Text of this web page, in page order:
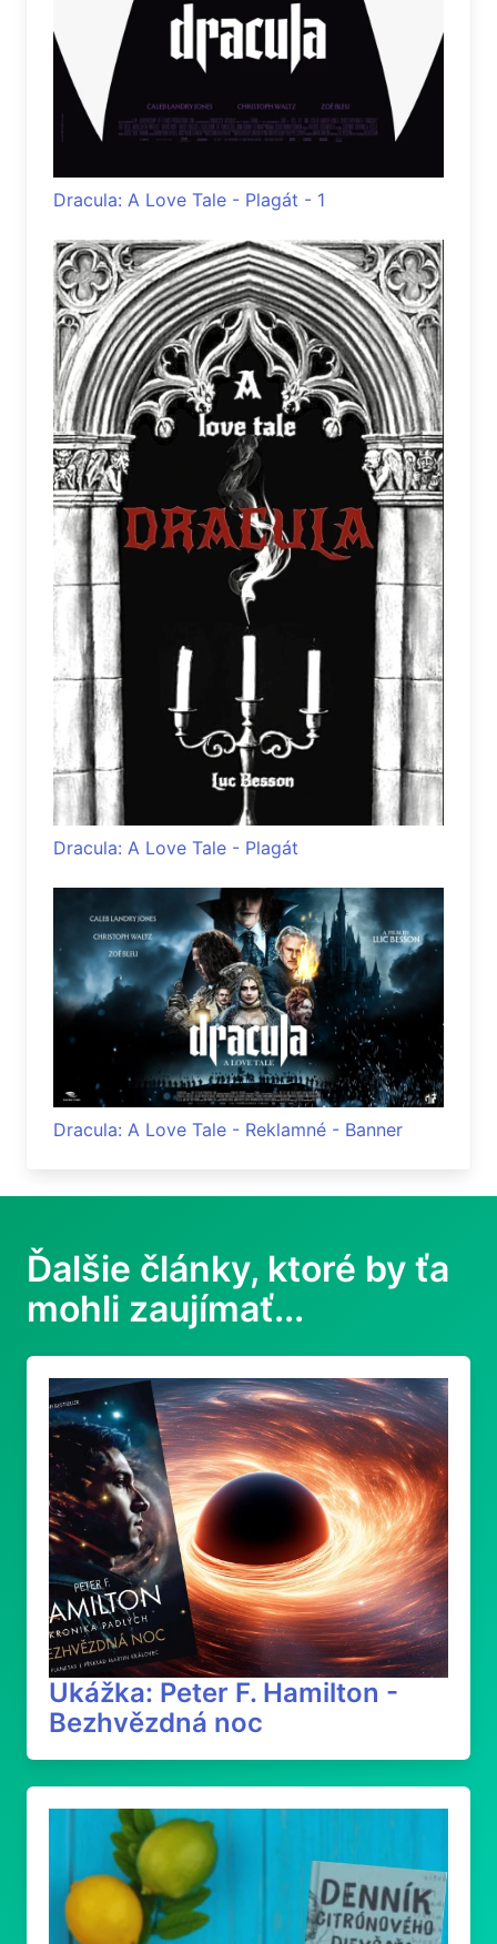
Dracula: A Love Tale - Plagát - 1
Dracula: A Love Tale - Plagát
Dracula: A Love Tale - Reklamné - Banner
Ďalšie články, ktoré by ťa
mohli zaujímať...
Ukážka: Peter F. Hamilton -
Bezhvězdná noc